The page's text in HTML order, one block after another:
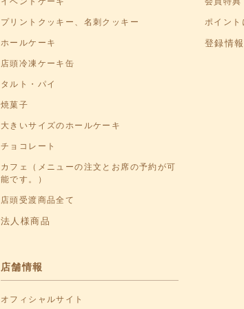
プリントクッキー、名刺クッキー
ホールケーキ
店頭冷凍ケーキ缶
タルト・パイ
焼菓子
大きいサイズのホールケーキ
チョコレート
カフェ（メニューの注文とお席の予約が可
能です。）
店頭受渡商品全て
法人様商品
ポイント
登録情
店舗情報
オフィシャルサイト